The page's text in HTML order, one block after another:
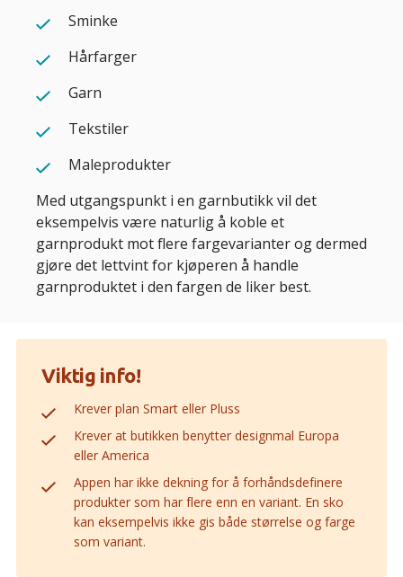
Sminke
Hårfarger
Garn
Tekstiler
Maleprodukter
Med utgangspunkt i en garnbutikk vil det
eksempelvis være naturlig å koble et
garnprodukt mot flere fargevarianter og dermed
gjøre det lettvint for kjøperen å handle
garnproduktet i den fargen de liker best.
Viktig info!
Krever plan Smart eller Pluss
Krever at butikken benytter designmal Europa
eller America
Appen har ikke dekning for å forhåndsdefinere
produkter som har flere enn en variant. En sko
kan eksempelvis ikke gis både størrelse og farge
som variant.